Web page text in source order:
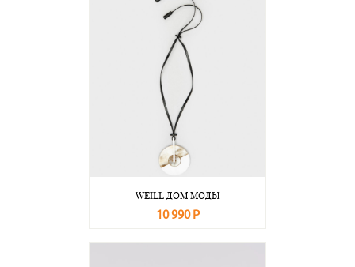
WEILL ДОМ МОДЫ
10 990 Р